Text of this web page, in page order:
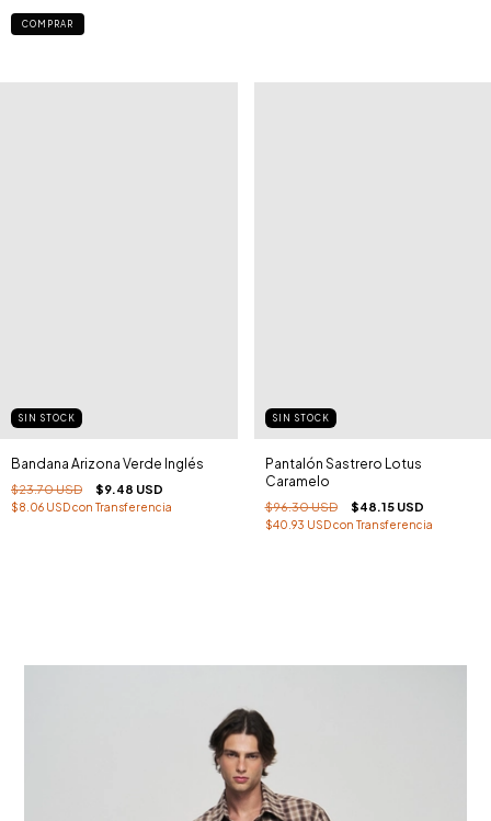
SIN STOCK
Bandana Arizona Verde Inglés
$23.70 USD $9.48 USD
$8.06 USDcon Transferencia
SIN STOCK
Pantalón Sastrero Lotus
Caramelo
$96.30 USD $48.15 USD
$40.93 USDcon Transferencia